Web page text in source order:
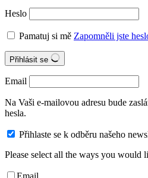
Heslo
Pamatuj si mě Zapomněli jste
Přihlásit se
Email
Na Vaši e-mailovou adresu bude
hesla.
Přihlaste se k odběru našeho
Please select all the ways you would
Email